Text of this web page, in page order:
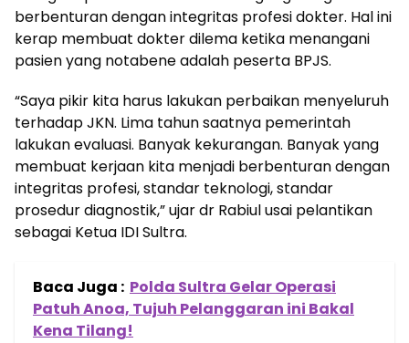
berbenturan dengan integritas profesi dokter. Hal ini
kerap membuat dokter dilema ketika menangani
pasien yang notabene adalah peserta BPJS.
“Saya pikir kita harus lakukan perbaikan menyeluruh
terhadap JKN. Lima tahun saatnya pemerintah
lakukan evaluasi. Banyak kekurangan. Banyak yang
membuat kerjaan kita menjadi berbenturan dengan
integritas profesi, standar teknologi, standar
prosedur diagnostik,” ujar dr Rabiul usai pelantikan
sebagai Ketua IDI Sultra.
Baca Juga : Polda Sultra Gelar Operasi
Patuh Anoa, Tujuh Pelanggaran ini Bakal
Kena Tilang!